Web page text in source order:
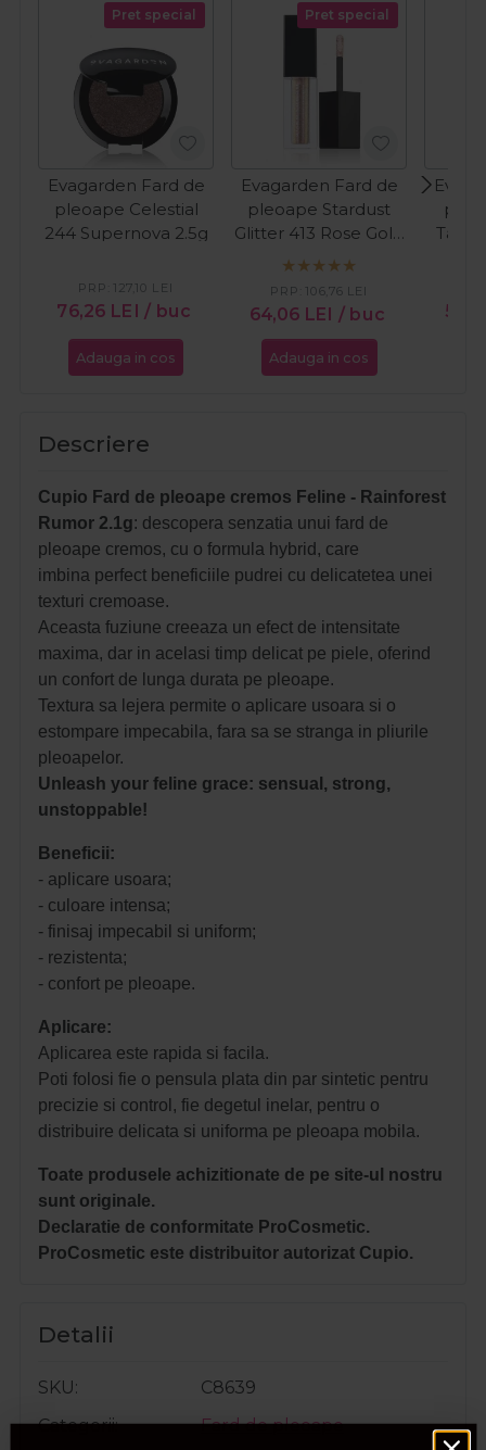
Pret special
Evagarden Fard de
pleoape Celestial
244 Supernova 2.5g
76,26 LEI / buc
PRP: 127,10 LEI
Adauga in cos
Pret special
Evagarden Fard de
pleoape Stardust
Glitter 413 Rose Gold
4ml
64,06 LEI / buc
PRP: 106,76 LEI
Adauga in cos
Descriere
Cupio Fard de pleoape cremos Feline - Rainforest
Rumor 2.1g: descopera senzatia unui fard de
pleoape cremos, cu o formula hybrid, care
imbina perfect beneficiile pudrei cu delicatetea unei
texturi cremoase.
Aceasta fuziune creeaza un efect de intensitate
maxima, dar in acelasi timp delicat pe piele, oferind
un confort de lunga durata pe pleoape.
Textura sa lejera permite o aplicare usoara si o
estompare impecabila, fara sa se stranga in pliurile
pleoapelor.
Unleash your feline grace: sensual, strong,
unstoppable!
Beneficii:
- aplicare usoara;
- culoare intensa;
- finisaj impecabil si uniform;
- rezistenta;
- confort pe pleoape.
Aplicare:
Aplicarea este rapida si facila.
Poti folosi fie o pensula plata din par sintetic pentru
precizie si control, fie degetul inelar, pentru o
distribuire delicata si uniforma pe pleoapa mobila.
Toate produsele achizitionate de pe site-ul nostru
sunt originale.
Declaratie de conformitate ProCosmetic.
ProCosmetic este distribuitor autorizat Cupio.
Detalii
SKU
C8639
Categorii
Fard de pleoape